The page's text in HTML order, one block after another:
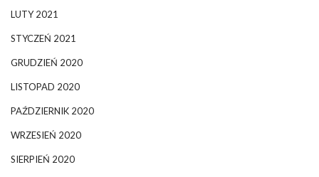
LUTY 2021
STYCZEŃ 2021
GRUDZIEŃ 2020
LISTOPAD 2020
PAŹDZIERNIK 2020
WRZESIEŃ 2020
SIERPIEŃ 2020